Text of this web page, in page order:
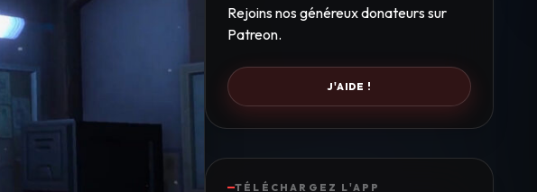
Rejoins nos généreux donateurs sur
Patreon.
J'AIDE !
TÉLÉCHARGEZ L'APP